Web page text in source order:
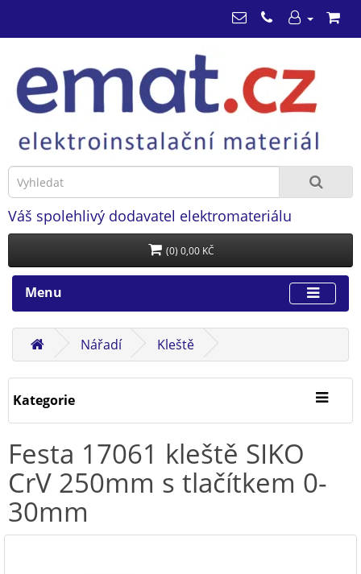
Váš spolehlivý dodavatel elektromateriálu
(0) 0,00 KČ
Menu
Nářadí Kleště
Kategorie
Festa 17061 kleště SIKO
CrV 250mm s tlačítkem 0-
30mm